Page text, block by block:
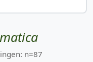
n=87